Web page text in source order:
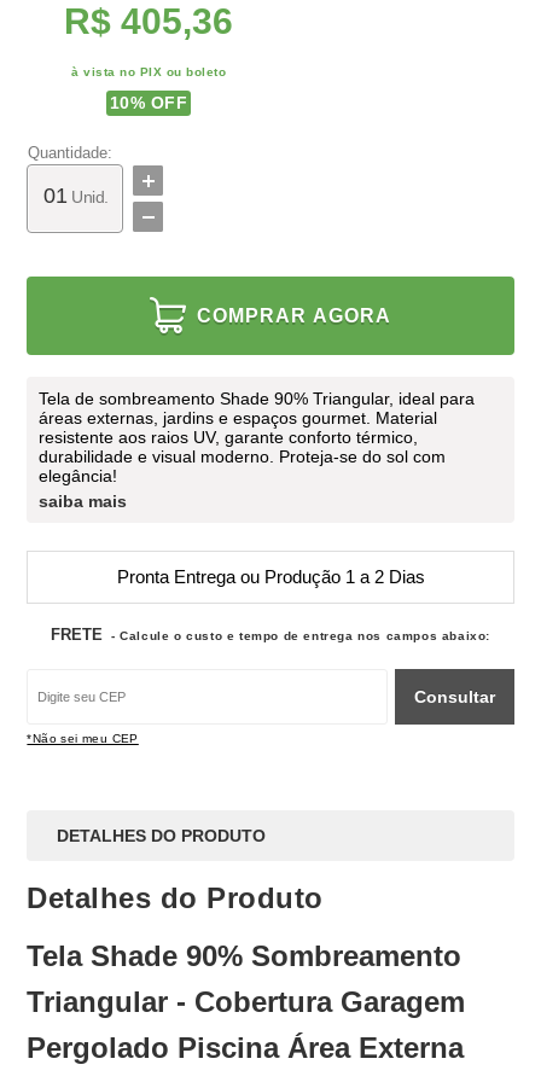
R$ 405,36
à vista no PIX ou boleto
10% OFF
Quantidade:
Unid.
COMPRAR AGORA
Tela de sombreamento Shade 90% Triangular, ideal para
áreas externas, jardins e espaços gourmet. Material
resistente aos raios UV, garante conforto térmico,
durabilidade e visual moderno. Proteja-se do sol com
elegância!
saiba mais
Pronta Entrega ou Produção 1 a 2 Dias
FRETE - Calcule o custo e tempo de entrega nos campos abaixo:
Consultar
*Não sei meu CEP
DETALHES DO PRODUTO
Detalhes do Produto
Tela Shade 90% Sombreamento
Triangular - Cobertura Garagem
Pergolado Piscina Área Externa